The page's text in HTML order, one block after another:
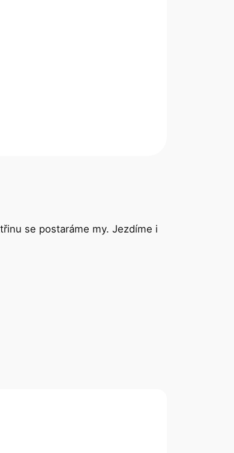
se postaráme my. Jezdíme i